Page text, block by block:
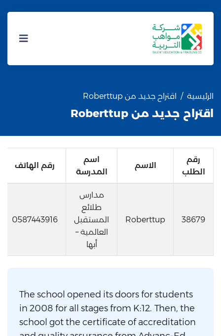
الرئيسية اقتراح جديد من Roberttup
اقتراح جديد من Roberttup
رقم
الطلب
الاسم
اسم
المدرسة
رقم الهاتف
38679
Roberttup
مدارس
طلائع
المستقبل
العالمية –
أبها
0587443916
The school opened its doors for students
in 2008 for all stages from K:12. Then, the
school got the certificate of accreditation